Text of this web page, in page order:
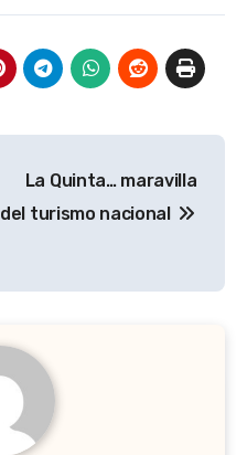
La Quinta… maravilla
del turismo nacional